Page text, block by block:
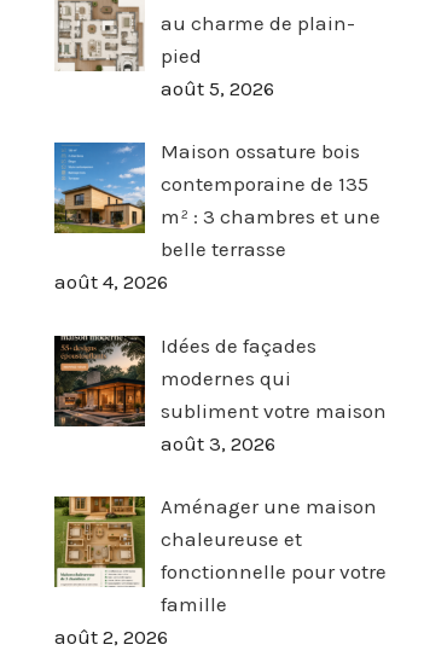
au charme de plain-
pied
août 5, 2026
Maison ossature bois
contemporaine de 135
m² : 3 chambres et une
belle terrasse
août 4, 2026
Idées de façades
modernes qui
subliment votre maison
août 3, 2026
Aménager une maison
chaleureuse et
fonctionnelle pour votre
famille
août 2, 2026